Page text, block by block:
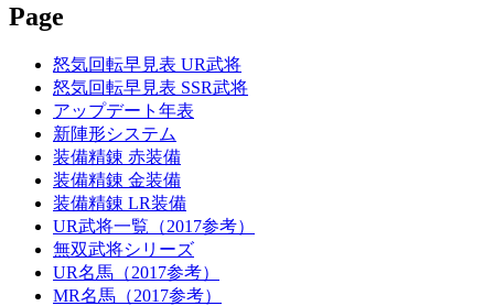
Page
怒気回転早見表 UR武将
怒気回転早見表 SSR武将
アップデート年表
新陣形システム
装備精錬 赤装備
装備精錬 金装備
装備精錬 LR装備
UR武将一覧（2017参考）
無双武将シリーズ
UR名馬（2017参考）
MR名馬（2017参考）